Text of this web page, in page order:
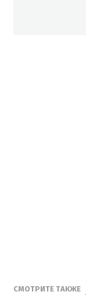
СМОТРИТЕ ТАКЖЕ